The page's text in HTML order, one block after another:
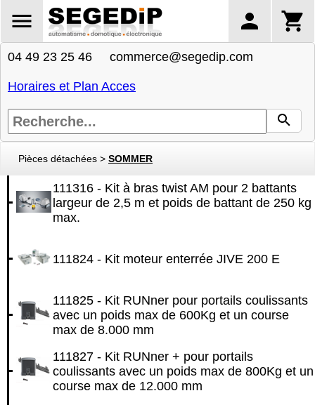
04 49 23 25 46 commerce@segedip.com
Horaires et Plan Acces
Pièces détachées > SOMMER
111316 - Kit à bras twist AM pour 2 battants
largeur de 2,5 m et poids de battant de 250 kg
max.
111824 - Kit moteur enterrée JIVE 200 E
111825 - Kit RUNner pour portails coulissants
avec un poids max de 600Kg et un course
max de 8.000 mm
111827 - Kit RUNner + pour portails
coulissants avec un poids max de 800Kg et un
course max de 12.000 mm